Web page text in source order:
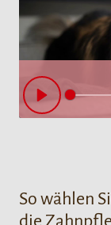
Play
So wählen
die